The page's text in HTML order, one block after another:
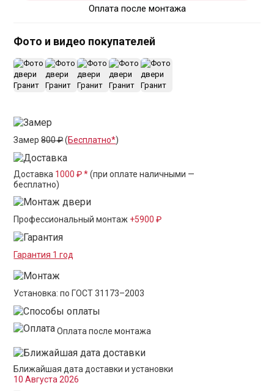
Оплата после монтажа
Фото и видео покупателей
Замер800 ₽(Бесплатно*)
Доставка 1000 ₽ *(при оплате наличными —
бесплатно)
Профессиональный монтаж +5900 ₽
Гарантия 1 год
Установка: по ГОСТ 31173–2003
Оплата после монтажа
Ближайшая дата доставки и установки
10 Августа 2026